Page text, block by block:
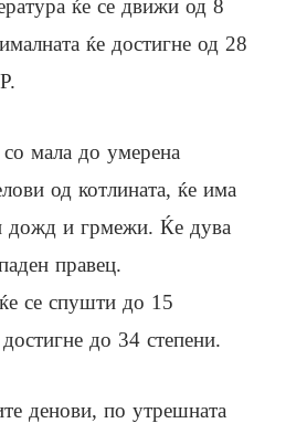
ќе се движи од 8
ќе достигне од 28
мала до умерена
од котлината, ќе има
дожд и грмежи. Ќе дува
правец.
се спушти до 15
до 34 степени.
денови, по утрешната